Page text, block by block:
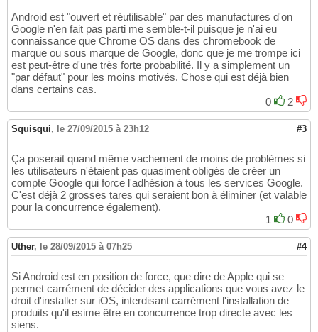
Android est "ouvert et réutilisable" par des manufactures d'on
Google n'en fait pas parti me semble-t-il puisque je n'ai eu
connaissance que Chrome OS dans des chromebook de
marque ou sous marque de Google, donc que je me trompe ici
est peut-être d'une très forte probabilité. Il y a simplement un
"par défaut" pour les moins motivés. Chose qui est déjà bien
dans certains cas.
0
2
Squisqui, le 27/09/2015 à 23h12 #3
Ça poserait quand même vachement de moins de problèmes si
les utilisateurs n'étaient pas quasiment obligés de créer un
compte Google qui force l'adhésion à tous les services Google.
C'est déjà 2 grosses tares qui seraient bon à éliminer (et valable
pour la concurrence également).
1
0
Uther, le 28/09/2015 à 07h25 #4
Si Android est en position de force, que dire de Apple qui se
permet carrément de décider des applications que vous avez le
droit d'installer sur iOS, interdisant carrément l'installation de
produits qu'il esime être en concurrence trop directe avec les
siens.